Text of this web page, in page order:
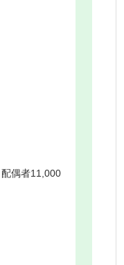
偶者11,000